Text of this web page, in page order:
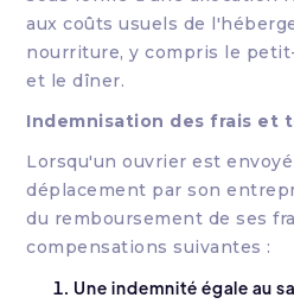
aux coûts usuels de
nourriture, y compris le
et le dîner.
Indemnisation des frais et
Lorsqu'un ouvrier est
déplacement par son
du remboursement de ses
compensations suivantes :
Une indemnité égale au